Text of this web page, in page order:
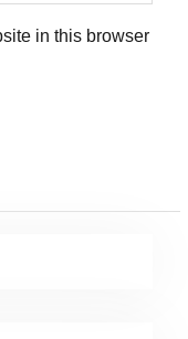
in this browser